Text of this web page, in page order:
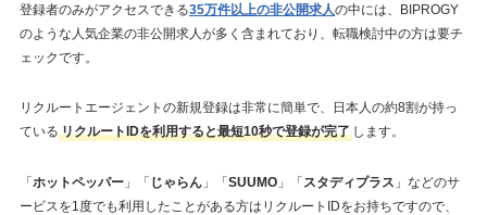
登録者のみがアクセスできる35万件以上の非公開求人の中には、BIPROGY
のような人気企業の非公開求人が多く含まれており、転職検討中の方は要チ
ェックです。
リクルートエージェントの新規登録は非常に簡単で、日本人の約8割が持っ
ている リクルートIDを利用すると最短10秒で登録が完了します。
「ホットペッパー」「 じゃらん」「SUUMO」「スタディプラス 」などのサ
ービスを1度でも利用したことがある方はリクルートIDをお持ちですので、